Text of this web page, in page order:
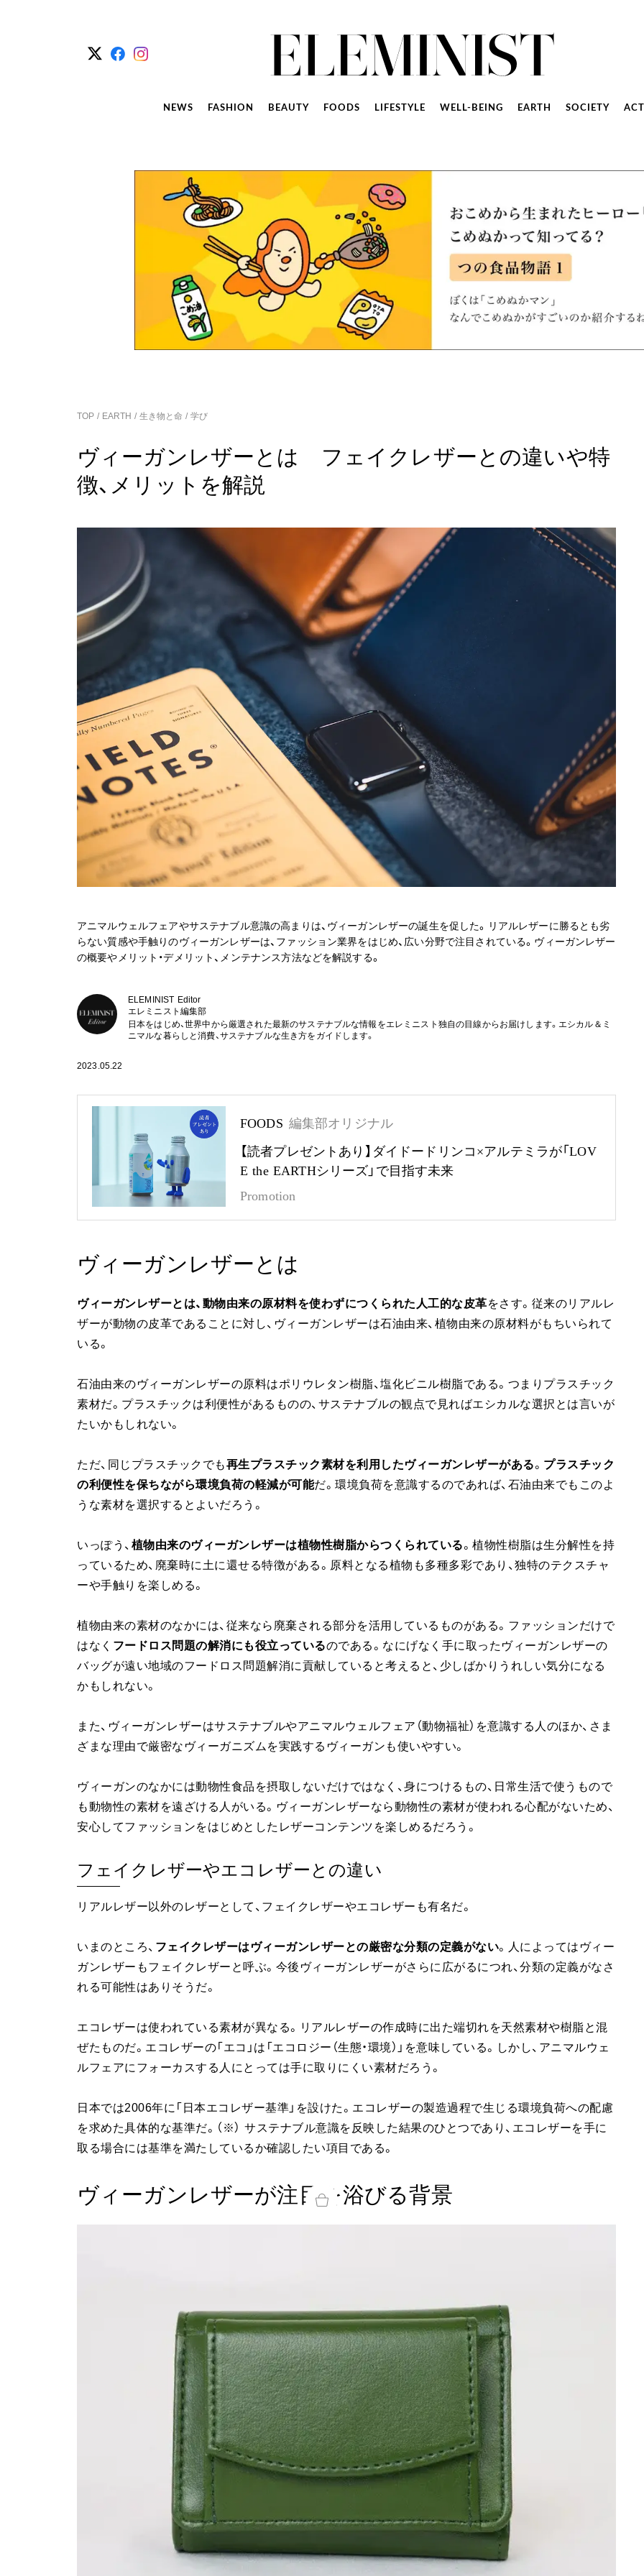
NEWS FASHION BEAUTY FOODS LIFESTYLE WELL-BEING EARTH SOCIETY
TOP EARTH 生き物と命 学び
ヴィーガンレザーとは フェイクレザーとの違いや特
徴、メリットを解説
アニマルウェルフェアやサステナブル意識の高まりは、ヴィーガンレザーの誕生を促した。リアルレザーに勝るとも劣
らない質感や手触りのヴィーガンレザーは、ファッション業界をはじめ、広い分野で注目されている。ヴィーガンレザー
の概要やメリット・デメリット、メンテナンス方法などを解説する。
ELEMINIST Editor
エレミニスト編集部
日本をはじめ、世界中から厳選された最新のサステナブルな情報をエレミニスト独自の目線からお届けします。エシカル＆ミ
ニマルな暮らしと消費、サステナブルな生き方をガイドします。
2023.05.22
FOODS 編集部オリジナル
【読者プレゼントあり】ダイドードリンコ×アルテミラが「LOV
E the EARTHシリーズ」で目指す未来
Promotion
ヴィーガンレザーとは
ヴィーガンレザーとは、動物由来の原材料を使わずにつくられた人工的な皮革をさす。従来のリアルレ
ザーが動物の皮革であることに対し、ヴィーガンレザーは石油由来、植物由来の原材料がもちいられて
いる。
石油由来のヴィーガンレザーの原料はポリウレタン樹脂、塩化ビニル樹脂である。つまりプラスチック
素材だ。プラスチックは利便性があるものの、サステナブルの観点で見ればエシカルな選択とは言いが
たいかもしれない。
ただ、同じプラスチックでも再生プラスチック素材を利用したヴィーガンレザーがある。 プラスチック
の利便性を保ちながら環境負荷の軽減が可能だ。環境負荷を意識するのであれば、石油由来でもこのよ
うな素材を選択するとよいだろう。
いっぽう、 植物由来のヴィーガンレザーは植物性樹脂からつくられている。植物性樹脂は生分解性を持
っているため、廃棄時に土に還せる特徴がある。原料となる植物も多種多彩であり、独特のテクスチャ
ーや手触りを楽しめる。
植物由来の素材のなかには、従来なら廃棄される部分を活用しているものがある。ファッションだけで
はなく フードロス問題の解消にも役立っているのである。なにげなく手に取ったヴィーガンレザーの
バッグが遠い地域のフードロス問題解消に貢献していると考えると、少しばかりうれしい気分になる
かもしれない。
また、ヴィーガンレザーはサステナブルやアニマルウェルフェア（動物福祉）を意識する人のほか、さま
ざまな理由で厳密なヴィーガニズムを実践するヴィーガンも使いやすい。
ヴィーガンのなかには動物性食品を摂取しないだけではなく、身につけるもの、日常生活で使うもので
も動物性の素材を遠ざける人がいる。ヴィーガンレザーなら動物性の素材が使われる心配がないため、
安心してファッションをはじめとしたレザーコンテンツを楽しめるだろう。
フェイクレザーやエコレザーとの違い
リアルレザー以外のレザーとして、フェイクレザーやエコレザーも有名だ。
いまのところ、 フェイクレザーはヴィーガンレザーとの厳密な分類の定義がない。人によってはヴィー
ガンレザーもフェイクレザーと呼ぶ。今後ヴィーガンレザーがさらに広がるにつれ、分類の定義がなさ
れる可能性はありそうだ。
エコレザーは使われている素材が異なる。リアルレザーの作成時に出た端切れを天然素材や樹脂と混
ぜたものだ。エコレザーの「エコ」は「エコロジー（生態・環境）」を意味している。しかし、アニマルウェ
ルフェアにフォーカスする人にとっては手に取りにくい素材だろう。
日本では2006年に「日本エコレザー基準」を設けた。エコレザーの製造過程で生じる環境負荷への配慮
を求めた具体的な基準だ。（※） サステナブル意識を反映した結果のひとつであり、エコレザーを手に
取る場合には基準を満たしているか確認したい項目である。
ヴィーガンレザーが注目を浴びる背景